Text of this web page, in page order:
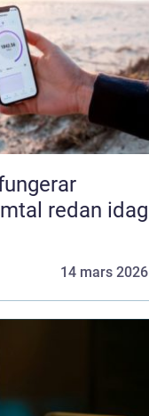
redan idag
14 mars 2026